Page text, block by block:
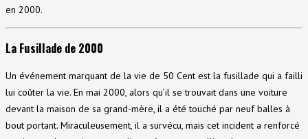
en 2000.
La Fusillade de 2000
Un événement marquant de la vie de 50 Cent est la fusillade qui a failli
lui coûter la vie. En mai 2000, alors qu’il se trouvait dans une voiture
devant la maison de sa grand-mère, il a été touché par neuf balles à
bout portant. Miraculeusement, il a survécu, mais cet incident a renforcé